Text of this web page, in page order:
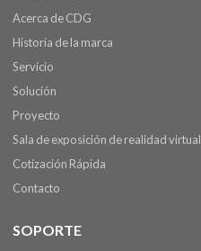
Acerca de CDG
Historia de la marca
Servicio
Solución
Proyecto
Sala de exposición de realidad virtual
Cotización Rápida
Contacto
SOPORTE